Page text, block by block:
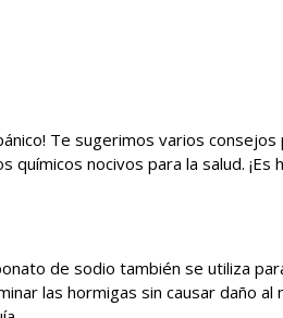
Te sugerimos varios consejos
nocivos para la salud. ¡Es
de sodio también se utiliza
las hormigas sin causar daño al